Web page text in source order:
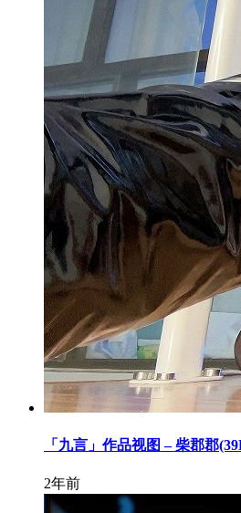
「九言」作品视图 – 柴郡郡
2年前